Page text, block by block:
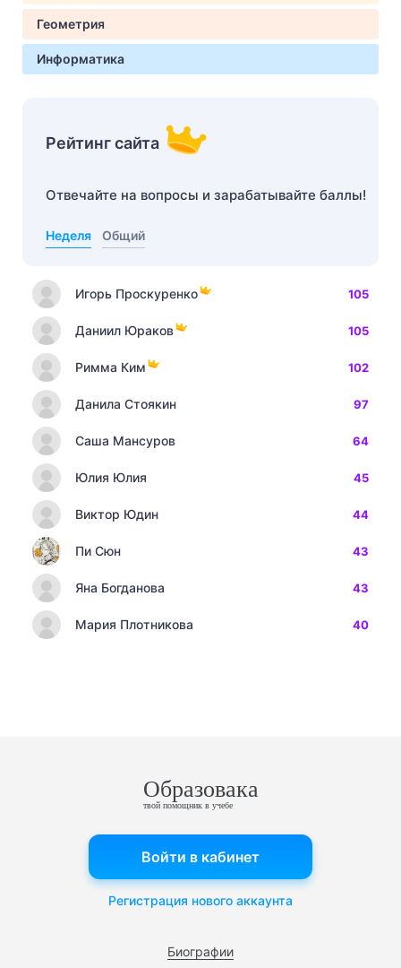
Геометрия
Информатика
Рейтинг сайта
Отвечайте на вопросы и зарабатывайте баллы!
Неделя Общий
Игорь Проскуренко 105
Даниил Юраков 105
Римма Ким 102
Данила Стоякин 97
Саша Мансуров 64
Юлия Юлия 45
Виктор Юдин 44
Пи Сюн 43
Яна Богданова 43
Мария Плотникова 40
Образовака
твой помощник в учебе
Биографии
Войти в кабинет
Регистрация нового аккаунта